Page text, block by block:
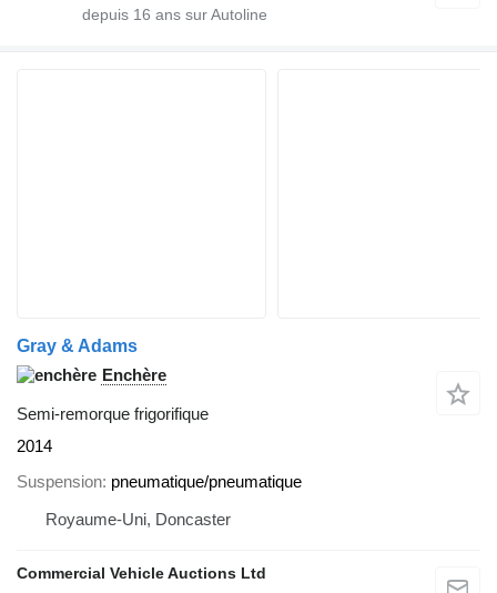
depuis 16 ans sur Autoline
Gray & Adams
Enchère
Semi-remorque frigorifique
2014
Suspension pneumatique/pneumatique
Royaume-Uni, Doncaster
Commercial Vehicle Auctions Ltd